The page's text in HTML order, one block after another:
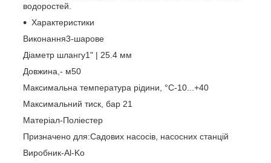
водоростей.
Характеристики
Виконання3-шарове
Діаметр шлангу1" | 25.4 мм
Довжина,- м50
Максимальна температура рідини, °C-10...+40
Максимальний тиск, бар 21
Матеріал-Поліестер
Призначено для:Садових насосів, насосних станцій
Виробник-Al-Ko